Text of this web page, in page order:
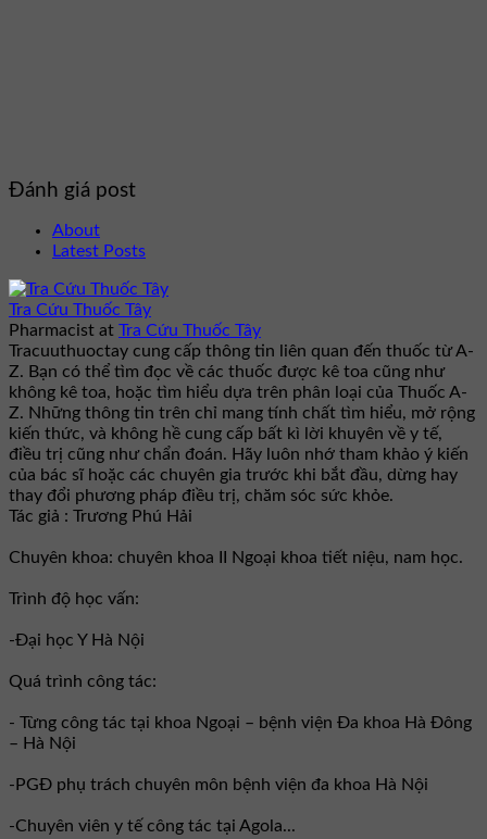
Đánh giá post
About
Latest Posts
Tra Cứu Thuốc Tây
Pharmacist at Tra Cứu Thuốc Tây
Tracuuthuoctay cung cấp thông tin liên quan đến thuốc từ A-
Z. Bạn có thể tìm đọc về các thuốc được kê toa cũng như
không kê toa, hoặc tìm hiểu dựa trên phân loại của Thuốc A-
Z. Những thông tin trên chỉ mang tính chất tìm hiểu, mở rộng
kiến thức, và không hề cung cấp bất kì lời khuyên về y tế,
điều trị cũng như chẩn đoán. Hãy luôn nhớ tham khảo ý kiến
của bác sĩ hoặc các chuyên gia trước khi bắt đầu, dừng hay
thay đổi phương pháp điều trị, chăm sóc sức khỏe.
Tác giả : Trương Phú Hải
Chuyên khoa: chuyên khoa II Ngoại khoa tiết niệu, nam học.
Trình độ học vấn:
-Đại học Y Hà Nội
Quá trình công tác:
- Từng công tác tại khoa Ngoại – bệnh viện Đa khoa Hà Đông
– Hà Nội
-PGĐ phụ trách chuyên môn bệnh viện đa khoa Hà Nội
-Chuyên viên y tế công tác tại Agola...